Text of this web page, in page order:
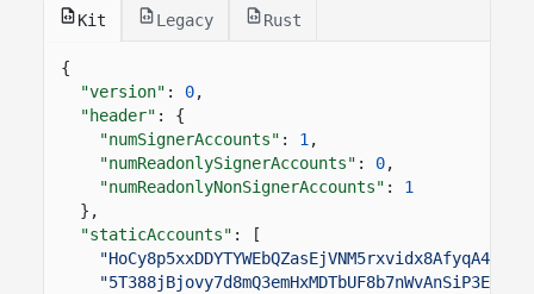
Kit Legacy Rust
{
"version" : 0,
"header" : {
"numSignerAccounts" : 1 ,
"numReadonlySignerAccounts" : 0,
"numReadonlyNonSignerAccounts" :
1
},
"staticAccounts" : [